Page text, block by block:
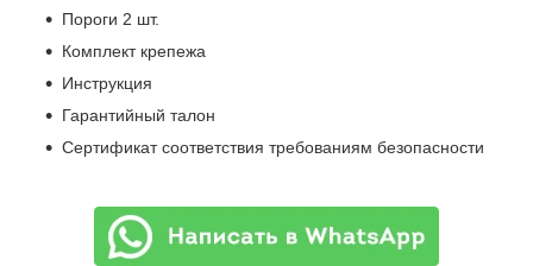
Пороги 2 шт.
Комплект крепежа
Инструкция
Гарантийный талон
Сертификат соответствия требованиям безопасности